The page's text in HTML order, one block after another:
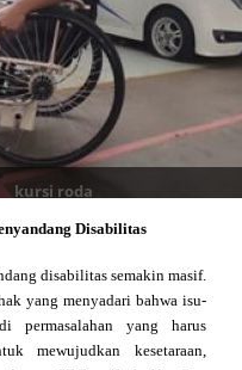
kursi roda
Disabilitas
disabilitas semakin masif.
yang menyadari bahwa isu-
permasalahan yang harus
mewujudkan kesetaraan,